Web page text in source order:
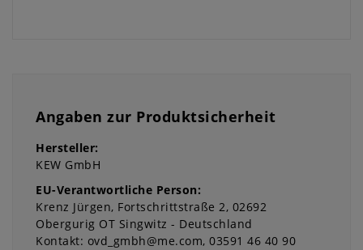
Angaben zur Produktsicherheit
Hersteller:
KEW GmbH
EU-Verantwortliche Person:
Krenz Jürgen Fortschrittstraße 2 02692
Obergurig OT Singwitz
Deutschland
Kontakt: ovd_gmbh@me.com 03591 46 40 90